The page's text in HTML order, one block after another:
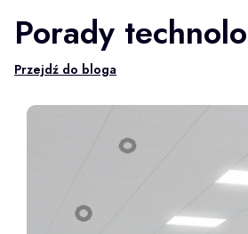
Porady
Przejdź do bloga